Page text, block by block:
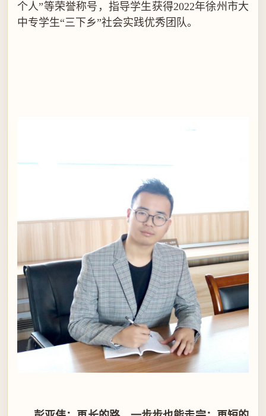
个人”等荣誉称号，指导学生获得2022年徐州市大
中专学生“三下乡”社会实践优秀团队。